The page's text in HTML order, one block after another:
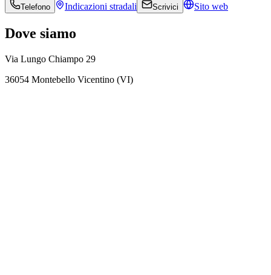
Telefono Indicazioni stradali Scrivici Sito web
Dove siamo
Via Lungo Chiampo 29
36054 Montebello Vicentino (VI)